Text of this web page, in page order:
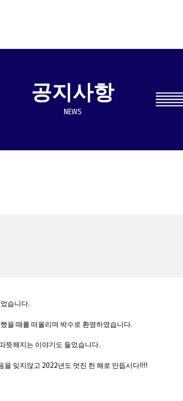
공지사항
NEWS
습니다.
을 때를 떠올리며 박수로 환영하였습니다.
뜻해지는 이야기도 들었습니다.
잊지않고 2022년도 멋진 한 해로 만듭시다!!!!